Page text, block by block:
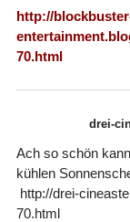
http://
70.html
drei-
Ach so schön
kühlen
http://drei-
70.html